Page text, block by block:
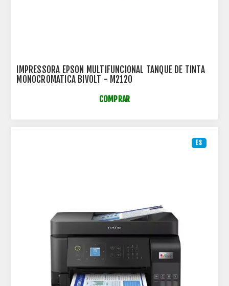
IMPRESSORA EPSON MULTIFUNCIONAL TANQUE DE TINTA
MONOCROMATICA BIVOLT - M2120
COMPRAR
ES